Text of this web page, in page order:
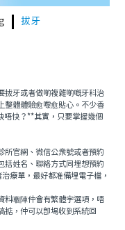
拔牙
牙或者做啲複雜啲嘅牙科治
體體驗愈嚟愈貼心。不少香
唔快？**其實，只要掌握幾個
官網、微信公衆號或者預約
括姓名、聯絡方式同埋想預約
療單，最好都准備埋電子檔，
嗰陣仲會有繁體字選項，唔
掂，仲可以即場收到系統回